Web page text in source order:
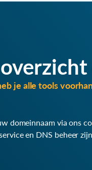
je alle tools
domeinnaam via ons
en DNS beheer